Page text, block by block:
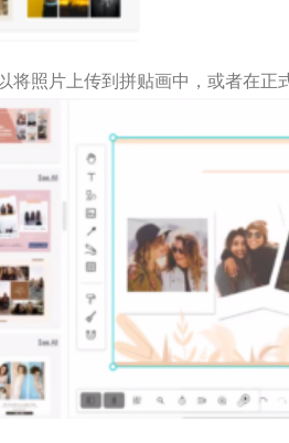
将照片上传到拼贴画中，或者在正